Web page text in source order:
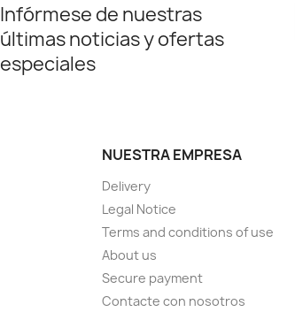
Infórmese de nuestras
últimas noticias y ofertas
especiales
NUESTRA EMPRESA
Delivery
Legal Notice
Terms and conditions of use
About us
Secure payment
Contacte con nosotros